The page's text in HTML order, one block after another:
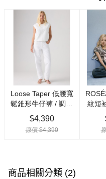
商品相關分類 (2)